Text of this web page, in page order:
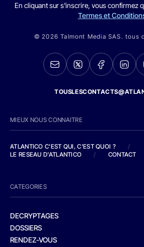
En cliquant sur s'inscrire, vous confirmez
Termes et
© 2026 Talmont Media SAS. tous
MIEUX NOUS CONNAITRE
ATLANTICO C'EST QUI, C'EST QUOI ?
/
LE RESEAU D'ATLANTICO
/ CONTACT
CATEGORIES
DECRYPTAGES
DOSSIERS
RENDEZ-VOUS